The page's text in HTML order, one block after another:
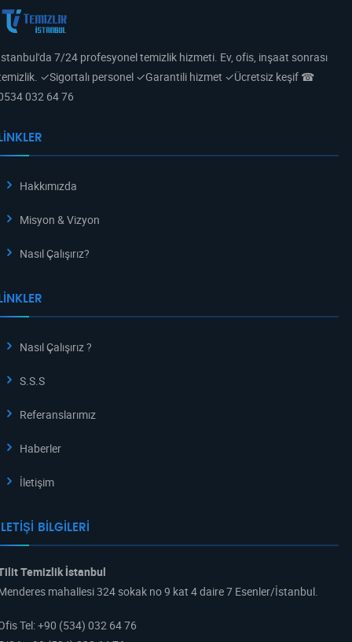
7/24 profesyonel temizlik hizmeti. Ev, ofis, inşaat sonrası
✓Sigortalı personel ✓Garantili hizmet ✓Ücretsiz keşif ☎
032 64 76
Hakkımızda
Misyon & Vizyon
Nasıl Çalışırız?
Nasıl Çalışırız ?
S.S.S
Referanslarımız
Haberler
İletişim
BILGILERI
Temizlik İstanbul
mahallesi 324 sokak no 9 kat 4 daire 7 Esenler/İstanbul.
Tel:+90 (534) 032 64 76